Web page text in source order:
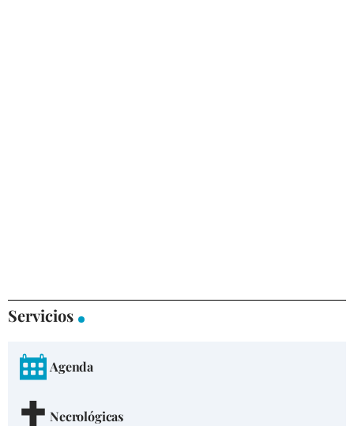
Servicios
Agenda
Necrológicas